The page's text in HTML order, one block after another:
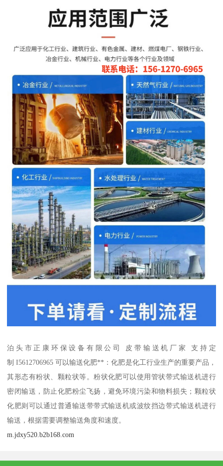
泊头市正康环保设备有限公司 皮带输送机厂家 支持定
制 I5612706965 可以输送化肥**：化肥是化工行业生产的重要产品，
其形态有粉状、颗粒状等。粉状化肥可以使用管状带式输送机进行
密闭输送，防止化肥粉尘飞扬，避免环境污染和物料损失；颗粒状
化肥则可以通过普通输送带带式输送机或波纹挡边带式输送机进行
输送，根据需要调整输送角度和速度。
m.jdxy520.b2b168.com